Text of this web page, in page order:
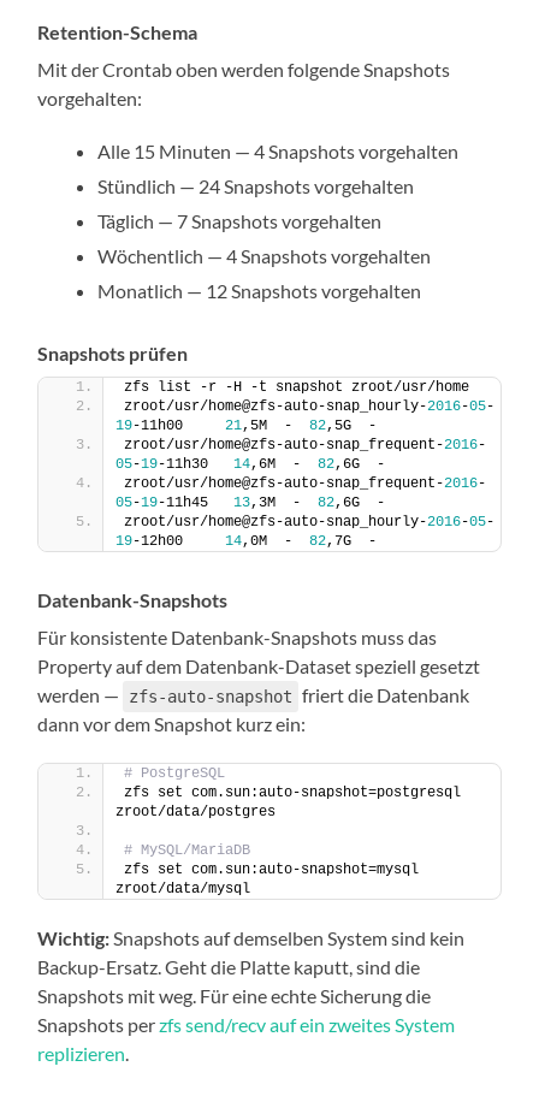
Retention-Schema
Mit der Crontab oben werden folgende Snapshots
vorgehalten:
Alle 15 Minuten — 4 Snapshots vorgehalten
Stündlich — 24 Snapshots vorgehalten
Täglich — 7 Snapshots vorgehalten
Wöchentlich — 4 Snapshots vorgehalten
Monatlich — 12 Snapshots vorgehalten
Snapshots prüfen
zfs list -r -H -t snapshot zroot/usr/home
zroot/usr/home@zfs-auto-snap_hourly-2016-05-
19-11h00 21,5M  - 82,5G  -
zroot/usr/home@zfs-auto-snap_frequent-2016-
05-19-11h30 14,6M  - 82,6G  -
zroot/usr/home@zfs-auto-snap_frequent-2016-
05-19-11h45 13,3M  - 82,6G  -
zroot/usr/home@zfs-auto-snap_hourly-2016-05-
19-12h00 14,0M  - 82,7G  -
Datenbank-Snapshots
Für konsistente Datenbank-Snapshots muss das
Property auf dem Datenbank-Dataset speziell gesetzt
werden —
zfs-auto-snapshot friert die Datenbank
dann vor dem Snapshot kurz ein:
# PostgreSQL
zfs set com.sun:auto-snapshot=postgresql
zroot/data/postgres
# MySQL/MariaDB
zfs set com.sun:auto-snapshot=mysql
zroot/data/mysql
Wichtig:Snapshots auf demselben System sind kein
Backup-Ersatz. Geht die Platte kaputt, sind die
Snapshots mit weg. Für eine echte Sicherung die
Snapshots perzfs send/recv auf ein zweites System
replizieren.